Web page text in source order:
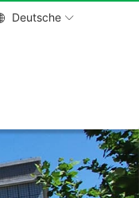
Deutsche